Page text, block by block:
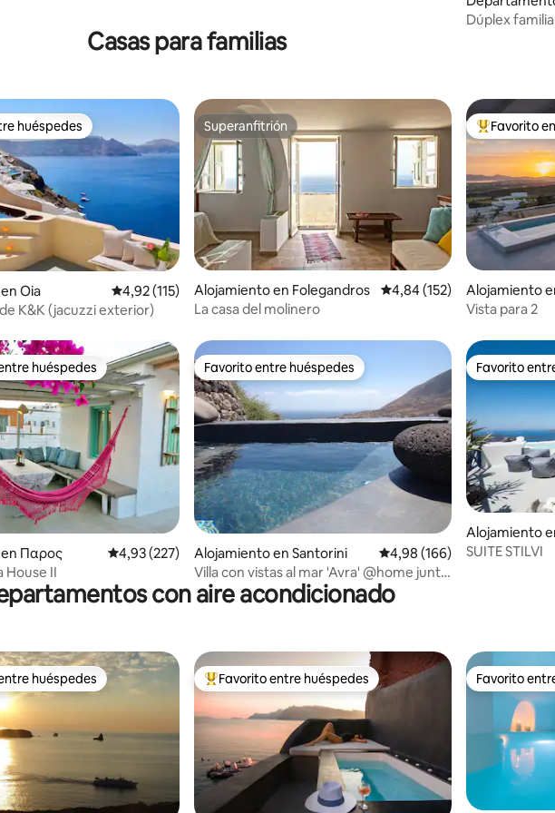
esidencial en
Dúplex
Casas para familias
5. 123 evaluaciones
huéspedes
huéspedes
Oia Calificación promedio: 4,92 de 5. 115 evaluaciones
4,92 (115)
K&K (jacuzzi exterior)
Superanfitrión
Superanfitrión
Alojamiento en Folegandros Calificación promedio: 4,84
4,84 (152)
La casa del molinero
Favorito
Favorito
Alojamiento
Vista para 2
5. 149 evaluaciones
los huéspedes más destacados
huéspedes
Παρος Calificación promedio: 4,93 de 5. 227 evaluaciones
4,93 (227)
House II
Favorito entre huéspedes
Favorito entre huéspedes
Alojamiento en Santorini Calificación promedio: 4,98
4,98 (166)
Villa con vistas al mar 'Avra' @home junto
al mar!
Favorito
Favorito
Alojamiento
SUITE STILVI
con aire acondicionado
los huéspedes más destacados
huéspedes Favorito entre los huéspedes más destacados
Favorito entre huéspedes Favorito
Favorito